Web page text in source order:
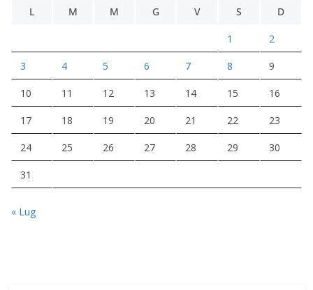
L
M M G V S D
1 2
3 4 5 6 7 8 9
10 11 12 13 14 15 16
17 18 19 20 21 22 23
24 25 26 27 28 29 30
31
« Lug